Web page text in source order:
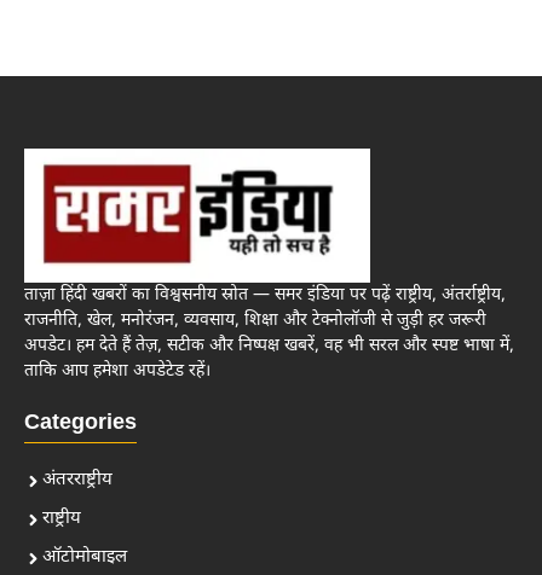
ताज़ा हिंदी खबरों का विश्वसनीय स्रोत — समर इंडिया पर पढ़ें राष्ट्रीय, अंतर्राष्ट्रीय,
राजनीति, खेल, मनोरंजन, व्यवसाय, शिक्षा और टेक्नोलॉजी से जुड़ी हर जरूरी
अपडेट। हम देते हैं तेज़, सटीक और निष्पक्ष खबरें, वह भी सरल और स्पष्ट भाषा में,
ताकि आप हमेशा अपडेटेड रहें।
Categories
अंतरराष्ट्रीय
राष्ट्रीय
ऑटोमोबाइल